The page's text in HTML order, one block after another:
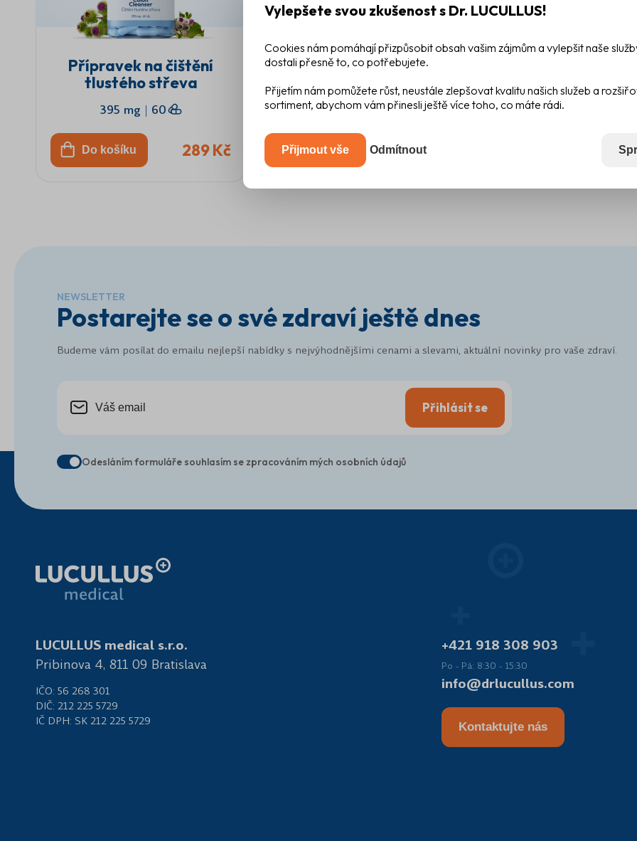
Přípravek na čištění
tlustého střeva
Čištení tlustého streva
395 mg | 60
Do košíku 289 Kč
Trávicí enzymy
360 mg | 60
Do košíku 289 Kč
Pyridoxin
20 mg
NEWSLETTER
Postarejte se o své zdraví ještě dnes
Budeme vám posílat do emailu nejlepší nabídky s nejvýhodnějšími cenami a slevami, aktuální novinky pro vaše zdraví.
Přihlásit se
Odesláním formuláře souhlasím se zpracováním mých osobních údajů
LUCULLUS medical s.r.o.
Pribinova 4, 811 09 Bratislava
IČO: 56 268 301
DIČ: 212 225 5729
IČ DPH: SK 212 225 5729
+421 918 308 903
Po - Pá: 8:30 - 15:30
info@drlucullus.com
Kontaktujte nás
Vylepšete svou zkušenost s Dr. LUCULLUS!
Cookies nám pomáhají přizpůsobit obsah vašim zájmům a vylepšit naše
dostali přesně to, co potřebujete.
Přijetím nám pomůžete růst, neustále zlepšovat kvalitu našich služeb a
sortiment, abychom vám přinesli ještě více toho, co máte rádi.
Přijmout vše Odmítnout